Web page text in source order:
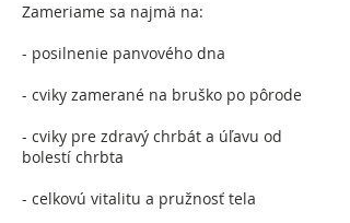
Zameriame sa najmä na:
- posilnenie panvového dna
- cviky zamerané na bruško po pôrode
- cviky pre zdravý chrbát a úľavu od
bolestí chrbta
- celkovú vitalitu a pružnosť tela